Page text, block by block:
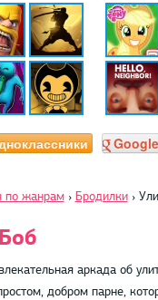
по жанрам › Бродилки ›
аркада об
добром парне,